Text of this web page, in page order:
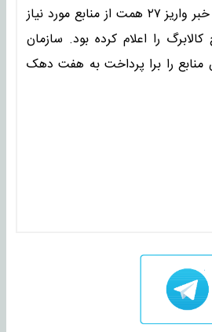
هدفمندی پیش از این خبر واریز ۲۷ همت از منابع مورد نیاز
را اعلام کرده بود. سازمان
منابع را برا پرداخت به هفت دهک